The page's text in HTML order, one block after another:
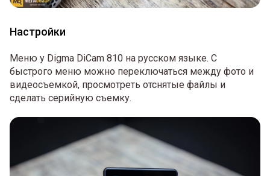
Настройки
Меню у Digma DiCam 810 на русском языке. С
быстрого меню можно переключаться между фото и
видеосъемкой, просмотреть отснятые файлы и
сделать серийную съемку.